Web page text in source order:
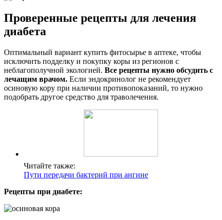
Проверенные рецепты для лечения
диабета
Оптимальный вариант купить фитосырье в аптеке, чтобы
исключить подделку и покупку коры из регионов с
неблагополучной экологией. Все рецепты нужно обсудить с
лечащим врачом. Если эндокринолог не рекомендует
осиновую кору при наличии противопоказаний, то нужно
подобрать другое средство для траволечения.
Читайте также:
Пути передачи бактерий при ангине
Рецепты при диабете: